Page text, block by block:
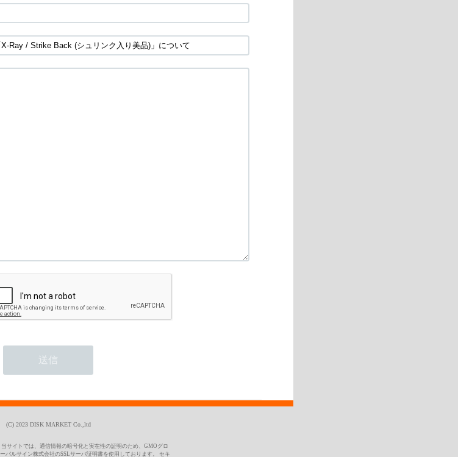
(C) 2023 DISK MARKET Co.,ltd
当サイトでは、通信情報の暗号化と実在性の証明のため、GMOグロ
ーバルサイン株式会社のSSLサーバ証明書を使用しております。 セキ